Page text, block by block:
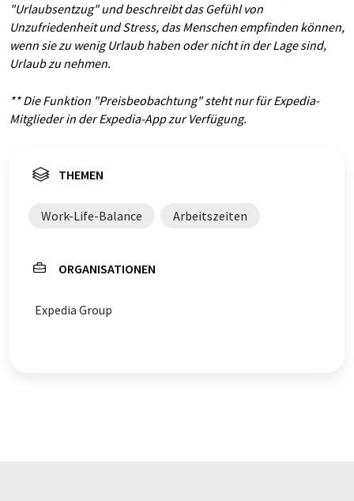
"Urlaubsentzug" und beschreibt das Gefühl von
Unzufriedenheit und Stress, das Menschen empfinden können,
wenn sie zu wenig Urlaub haben oder nicht in der Lage sind,
Urlaub zu nehmen.
** Die Funktion "Preisbeobachtung" steht nur für Expedia-
Mitglieder in der Expedia-App zur Verfügung.
THEMEN
Work-Life-Balance Arbeitszeiten
ORGANISATIONEN
Expedia Group